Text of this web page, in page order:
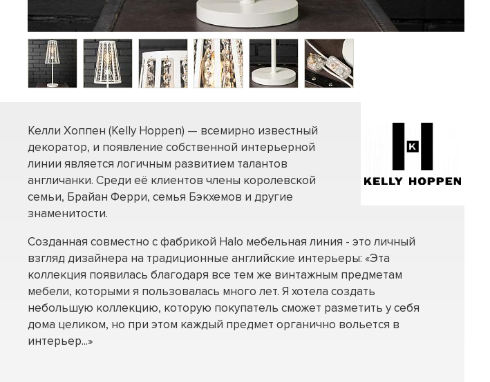
Келли Хоппен (Kelly Hoppen) — всемирно известный
декоратор, и появление собственной интерьерной
линии является логичным развитием талантов
англичанки. Среди её клиентов члены королевской
семьи, Брайан Ферри, семья Бэкхемов и другие
знаменитости.
Созданная совместно с фабрикой Halo мебельная линия - это личный
взгляд дизайнера на традиционные английские интерьеры: «Эта
коллекция появилась благодаря все тем же винтажным предметам
мебели, которыми я пользовалась много лет. Я хотела создать
небольшую коллекцию, которую покупатель сможет разметить у себя
дома целиком, но при этом каждый предмет органично вольется в
интерьер...»